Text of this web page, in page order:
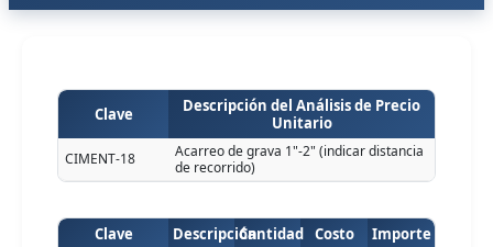
Clave
Descripción del Análisis de Precio
Unitario
CIMENT-18
Acarreo de grava 1"-2" (indicar distancia
de recorrido)
Clave DescripciónCantidad Costo Importe